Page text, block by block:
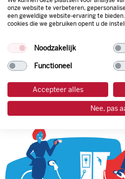
onze website te verbeteren,
een geweldige website-ervaring te
cookies die we gebruiken opent u de
Noodzakelijk
Functioneel
Accepteer alles
Nee, pas